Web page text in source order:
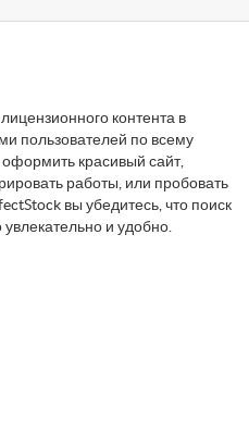
контента в
пользователей по всему
красивый сайт,
работы, или пробовать
вы убедитесь, что поиск
и удобно.